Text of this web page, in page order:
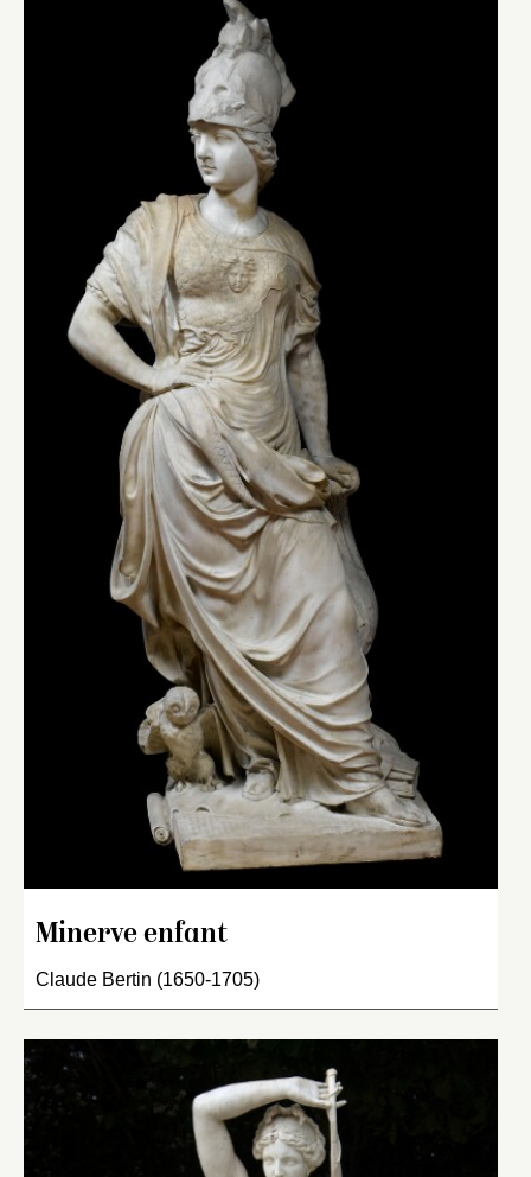
Minerve enfant
Claude Bertin (1650-1705)